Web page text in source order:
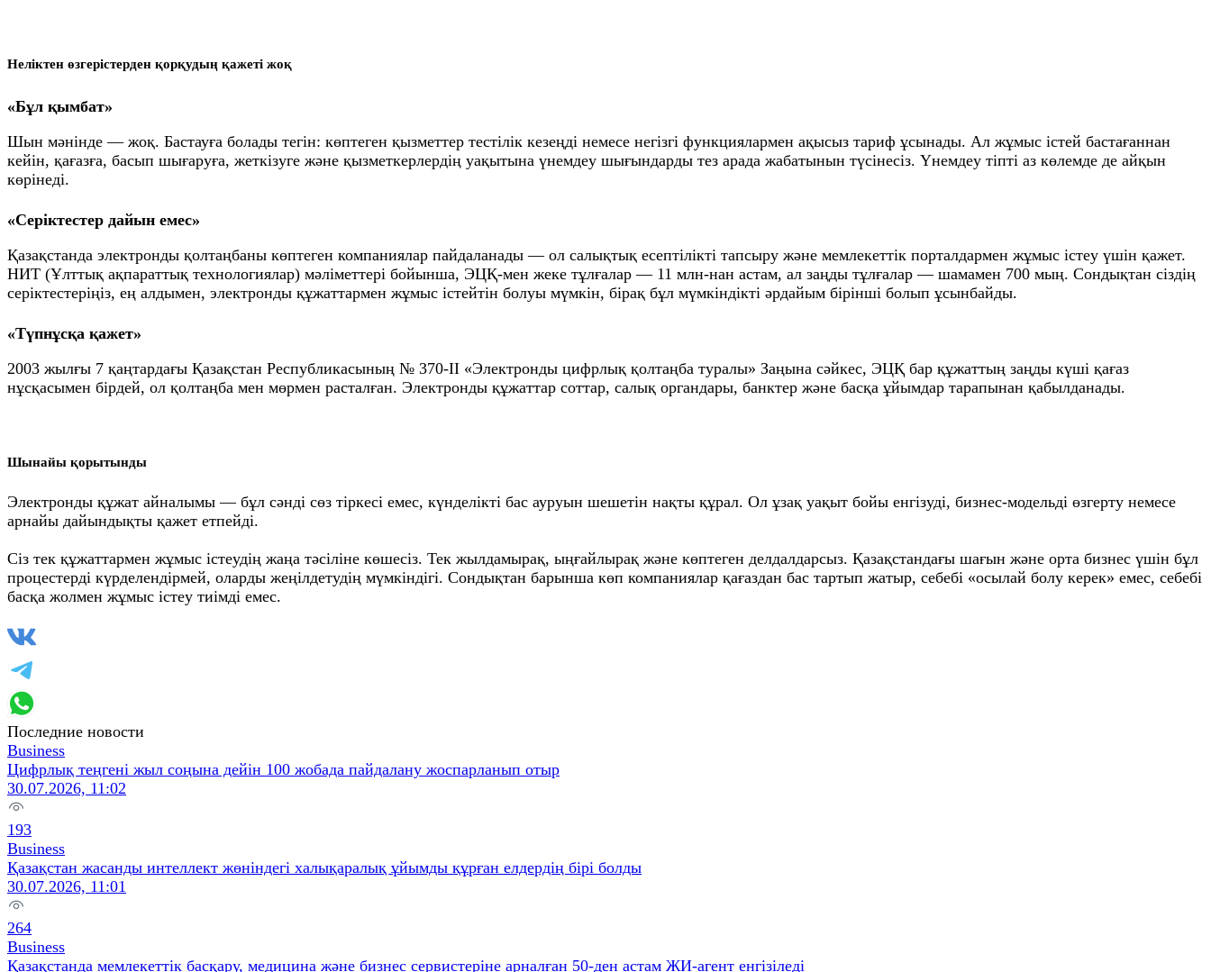
Неліктен өзгерістерден қорқудың қажеті жоқ
«Бұл қымбат»
Шын мәнінде — жоқ. Бастауға болады тегін: көптеген қызметтер тестілік кезеңді немесе негізгі функциялармен ақысыз тариф ұсынады. Ал жұмыс істей бастағаннан
кейін, қағазға, басып шығаруға, жеткізуге және қызметкерлердің уақытына үнемдеу шығындарды тез арада жабатынын түсінесіз. Үнемдеу тіпті аз көлемде де айқын
көрінеді.
«Серіктестер дайын емес»
Қазақстанда электронды қолтаңбаны көптеген компаниялар пайдаланады — ол салықтық есептілікті тапсыру және мемлекеттік порталдармен жұмыс істеу үшін қажет.
НИТ (Ұлттық ақпараттық технологиялар) мәліметтері бойынша, ЭЦҚ-мен жеке тұлғалар — 11 млн-нан астам, ал заңды тұлғалар — шамамен 700 мың. Сондықтан сіздің
серіктестеріңіз, ең алдымен, электронды құжаттармен жұмыс істейтін болуы мүмкін, бірақ бұл мүмкіндікті әрдайым бірінші болып ұсынбайды.
«Түпнұсқа қажет»
2003 жылғы 7 қаңтардағы Қазақстан Республикасының № 370-II «Электронды цифрлық қолтаңба туралы» Заңына сәйкес, ЭЦҚ бар құжаттың заңды күші қағаз
нұсқасымен бірдей, ол қолтаңба мен мөрмен расталған. Электронды құжаттар соттар, салық органдары, банктер және басқа ұйымдар тарапынан қабылданады.
Шынайы қорытынды
Электронды құжат айналымы — бұл сәнді сөз тіркесі емес, күнделікті бас ауруын шешетін нақты құрал. Ол ұзақ уақыт бойы енгізуді, бизнес-модельді өзгерту немесе
арнайы дайындықты қажет етпейді.
Сіз тек құжаттармен жұмыс істеудің жаңа тәсіліне көшесіз. Тек жылдамырақ, ыңғайлырақ және көптеген делдалдарсыз. Қазақстандағы шағын және орта бизнес үшін бұл
процестерді күрделендірмей, оларды жеңілдетудің мүмкіндігі. Сондықтан барынша көп компаниялар қағаздан бас тартып жатыр, себебі «осылай болу керек» емес, себебі
басқа жолмен жұмыс істеу тиімді емес.
Последние новости
Business
Цифрлық теңгені жыл соңына дейін 100 жобада пайдалану жоспарланып отыр
30.07.2026, 11:02
193
Business
Қазақстан жасанды интеллект жөніндегі халықаралық ұйымды құрған елдердің бірі болды
30.07.2026, 11:01
264
Business
Қазақстанда мемлекеттік басқару, медицина және бизнес сервистеріне арналған 50-ден астам ЖИ-агент енгізіледі